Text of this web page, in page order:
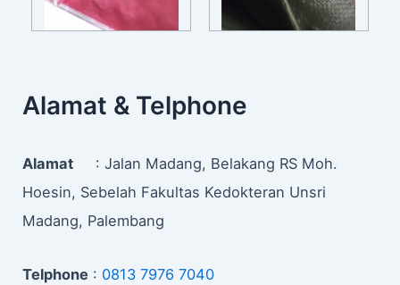
Alamat & Telphone
Alamat : Jalan Madang, Belakang RS Moh.
Hoesin, Sebelah Fakultas Kedokteran Unsri
Madang, Palembang
Telphone : 0813 7976 7040